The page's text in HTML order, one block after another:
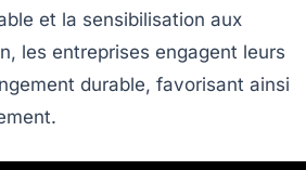
et la sensibilisation aux
les entreprises engagent leurs
durable, favorisant ainsi